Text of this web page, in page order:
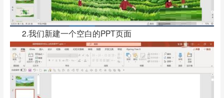
2.我们新建一个空白的PPT页面